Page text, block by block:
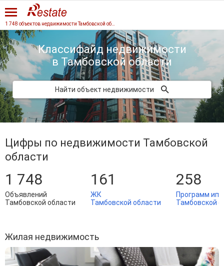
Классифайд недвижимости
в Тамбовской области
Найти объект недвижимости
Цифры по недвижимости Тамбовской
области
1 748
Объявлений
Тамбовской области
161
ЖК
Тамбовской области
258
Программ
Тамбовской
Жилая недвижимость